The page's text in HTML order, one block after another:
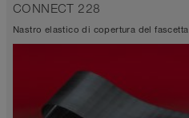
CONNECT 228
Nastro elastico di copertura del fascetta